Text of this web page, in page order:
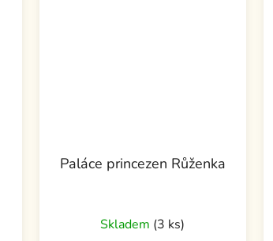
Paláce princezen Růženka
Skladem (3 ks)